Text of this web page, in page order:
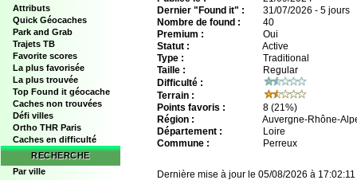
Attributs
Quick Géocaches
Park and Grab
Trajets TB
Favorite scores
La plus favorisée
La plus trouvée
Top Found it géocache
Caches non trouvées
Défi villes
Ortho THR Paris
Caches en difficulté
RECHERCHE
Par ville
Dernier "Found it" :
31/07/2026 - 5 jours
Nombre de found :
40
Premium :
Oui
Statut :
Active
Type :
Traditional
Taille :
Regular
Difficulté :
Terrain :
Points favoris :
8 (21%)
Région :
Auvergne-Rhône-
Département :
Loire
Commune :
Perreux
Dernière mise à jour le 05/08/2026 à 17:02:11